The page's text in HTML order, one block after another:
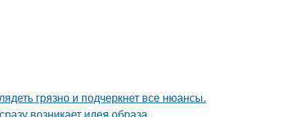
грязно и подчеркнет все нюансы.